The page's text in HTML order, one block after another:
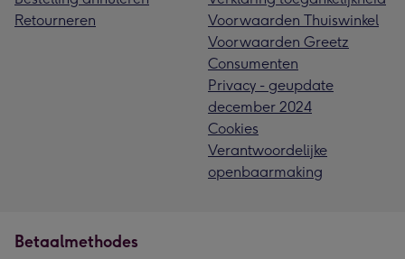
Retourneren
Voorwaarden Thuiswinkel
Voorwaarden Greetz
Consumenten
Privacy - geupdate
december 2024
Cookies
Verantwoordelijke
openbaarmaking
Betaalmethodes